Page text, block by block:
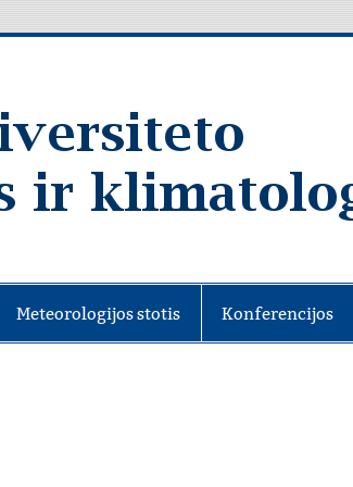
Meteorologijos stotis Konferencijos